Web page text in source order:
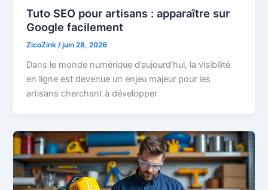
Tuto SEO pour artisans : apparaître sur
Google facilement
ZicoZink/juin 28, 2026
Dans le monde numérique d’aujourd’hui, la visibilité
en ligne est devenue un enjeu majeur pour les
artisans cherchant à développer